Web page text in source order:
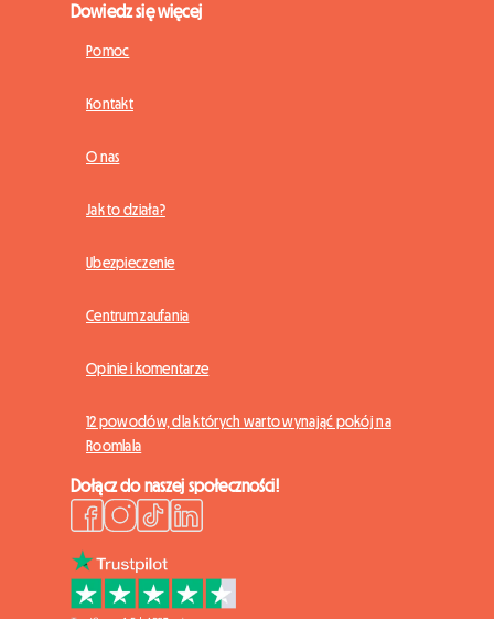
Dowiedz się więcej
Pomoc
Kontakt
O nas
Jak to działa?
Ubezpieczenie
Centrum zaufania
Opinie i komentarze
12 powodów, dla których warto wynająć pokój na
Roomlala
Dołącz do naszej społeczności!